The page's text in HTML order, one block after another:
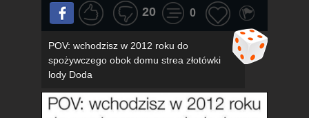
20 0
POV: wchodzisz w 2012 roku do
spożywczego obok domu strea złotówki
lody Doda